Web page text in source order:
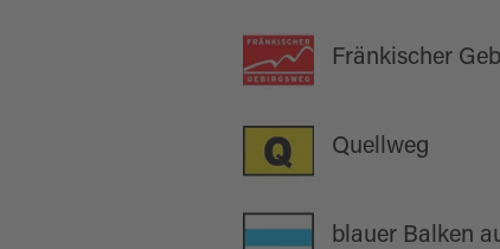
Fränkischer
Quellweg
blauer Balken